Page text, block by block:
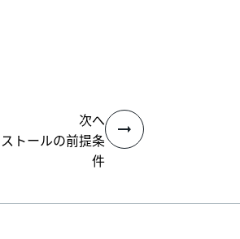
次へ
トールの前提条
件